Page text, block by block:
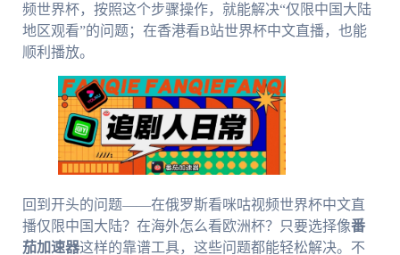
频世界杯，按照这个步骤操作，就能解决“仅限中国大陆
地区观看”的问题；在香港看B站世界杯中文直播，也能
顺利播放。
回到开头的问题——在俄罗斯看咪咕视频世界杯中文直
播仅限中国大陆？在海外怎么看欧洲杯？只要选择像番
茄加速器这样的靠谱工具，这些问题都能轻松解决。不